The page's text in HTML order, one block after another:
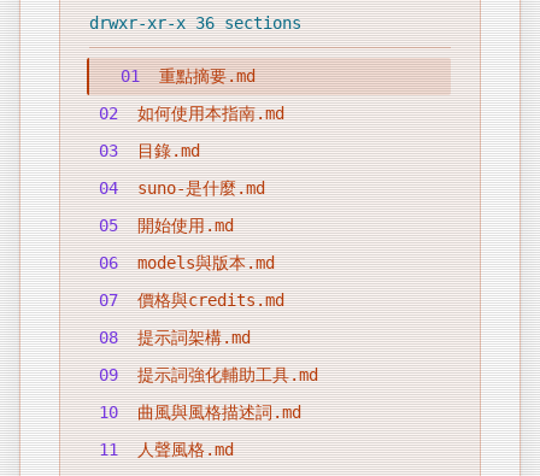
drwxr-xr-x 36 sections
01
重點摘要.md
02
如何使用本指南.md
03
目錄.md
04
suno-是什麼.md
05
開始使用.md
06
models與版本.md
07
價格與credits.md
08
提示詞架構.md
09
提示詞強化輔助工具.md
10
曲風與風格描述詞.md
11
人聲風格.md